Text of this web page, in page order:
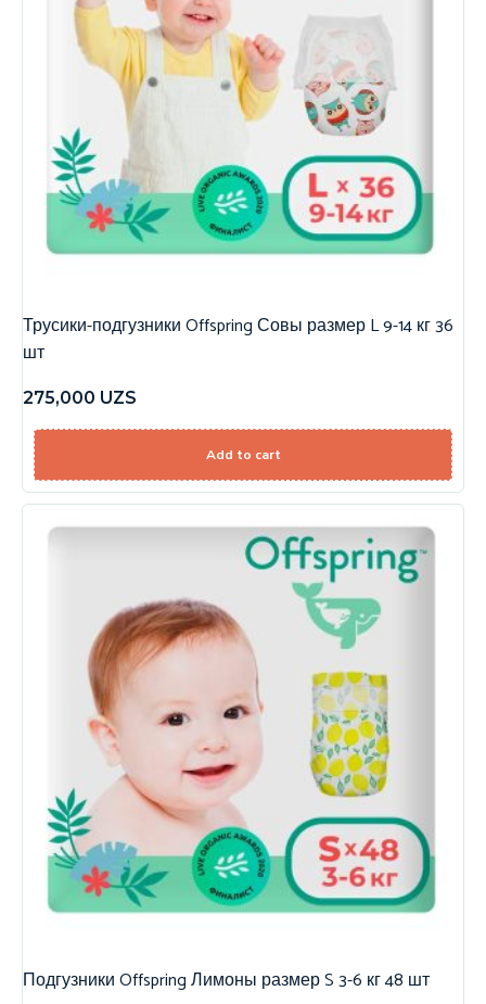
Трусики-подгузники Offspring Совы размер L 9-14 кг 36
шт
275,000 UZS
Add to cart
Подгузники Offspring Лимоны размер S 3-6 кг 48 шт